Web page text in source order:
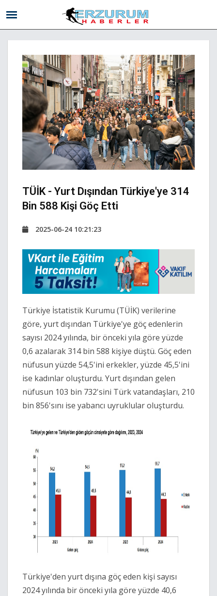
TÜİK - Yurt Dışından Türkiye'ye 314
Bin 588 Kişi Göç Etti
2025-06-24 10:21:23
Türkiye İstatistik Kurumu (TÜİK) verilerine
göre, yurt dışından Türkiye'ye göç edenlerin
sayısı 2024 yılında, bir önceki yıla göre yüzde
0,6 azalarak 314 bin 588 kişiye düştü. Göç eden
nüfusun yüzde 54,5'ini erkekler, yüzde 45,5'ini
ise kadınlar oluşturdu. Yurt dışından gelen
nüfusun 103 bin 732'sini Türk vatandaşları, 210
bin 856'sını ise yabancı uyruklular oluşturdu.
Türkiye'den yurt dışına göç eden kişi sayısı
2024 yılında bir önceki yıla göre yüzde 40,6